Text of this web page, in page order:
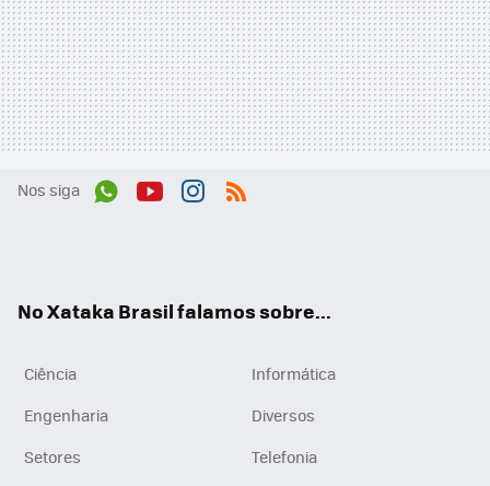
Nos siga
No Xataka Brasil falamos sobre...
Ciência
Informática
Engenharia
Diversos
Setores
Telefonia